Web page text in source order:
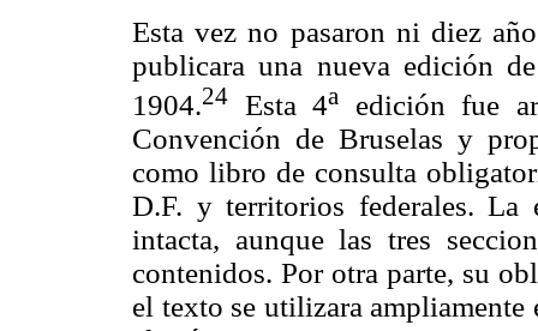
Esta vez no pasaron ni diez
publicara una nueva edición
1904.24 Esta 4a
edición fue
Convención de Bruselas y
como libro de consulta
D.F. y territorios federales. La
intacta, aunque las tres
contenidos. Por otra parte, su
el texto se utilizara